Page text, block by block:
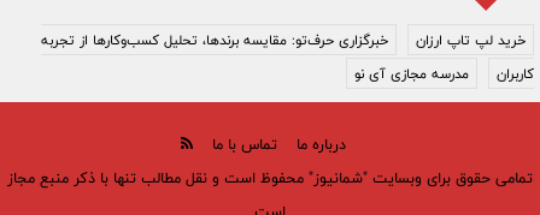
خرید لپ تاپ ارزان
خبرگزاری حرف‌تو: مقایسه برندها، تحلیل کسب‌وکارها از تجربه
کاربران
مدرسه مجازی آی نو
درباره ما
تماس با ما
تمامی حقوق برای وبسایت "شمانیوز" محفوظ است و نقل مطالب تنها با ذکر منبع مجاز